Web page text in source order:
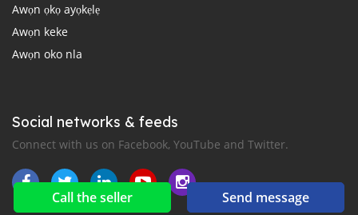
Call the seller Send message
Awọn ọkọ ayọkẹlẹ
Awọn keke
Awọn oko nla
Social networks & feeds
Connect with us on Facebook, YouTube and Twitter.